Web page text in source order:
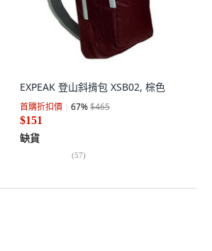
EXPEAK 登山斜揹包 XSB02, 棕色
首購折扣價 67%$465
$151
缺貨
(57)